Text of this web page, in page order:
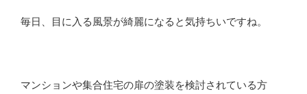
毎日、目に入る風景が綺麗になると気持ちいですね。
マンションや集合住宅の扉の塗装を検討されている方